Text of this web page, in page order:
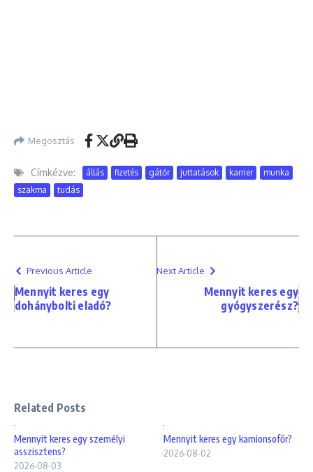
Megosztás
Címkézve: állás fizetés gátőr juttatások karrier
munka
szakma
tudás
Previous Article
Mennyit keres egy
dohánybolti eladó?
Next Article
Mennyit keres egy
gyógyszerész?
Related Posts
Mennyit keres egy személyi
asszisztens?
2026-08-03
Mennyit keres egy kamionsofőr?
2026-08-02